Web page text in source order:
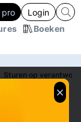
Boeken
pro Login
Sturen op